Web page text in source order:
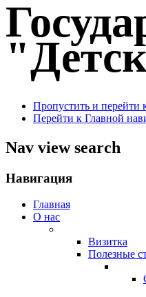
Пропустить и перейти
Перейти к Главной
Nav view search
Навигация
Главная
О нас
Визитка
Полезные